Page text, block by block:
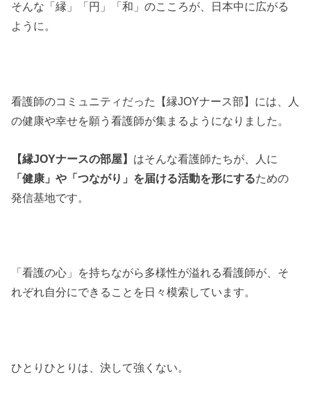
そんな「縁」「円」「和」のこころが、日本中に広がる
ように。
看護師のコミュニティだった【縁JOYナース部】には、人
の健康や幸せを願う看護師が集まるようになりました。
【縁JOYナースの部屋】 はそんな看護師たちが、人に
「健康」や「つながり」を届ける活動を形にするための
発信基地です。
「看護の心」を持ちながら多様性が溢れる看護師が、そ
れぞれ自分にできることを日々模索しています。
ひとりひとりは、決して強くない。